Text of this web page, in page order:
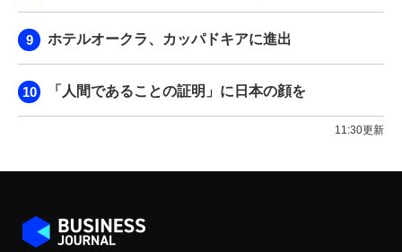
ホテルオークラ、カッパドキアに進出
「人間であることの証明」に日本の顔を
11:30更新